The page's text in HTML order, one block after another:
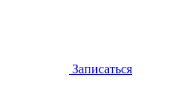
Записаться